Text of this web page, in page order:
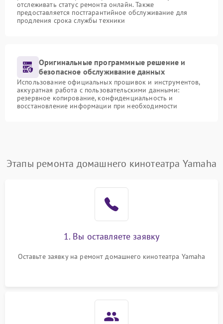
отслеживать статус ремонта онлайн. Также
предоставляется постгарантийное обслуживание для
продления срока службы техники
Оригинальные программные решение и
безопасное обслуживание данных
Использование официальных прошивок и инструментов,
аккуратная работа с пользовательскими данными:
резервное копирование, конфиденциальность и
восстановление информации при необходимости
Этапы ремонта домашнего кинотеатра Yamaha
1. Вы оставляете заявку
Оставьте заявку на ремонт домашнего кинотеатра Yamaha